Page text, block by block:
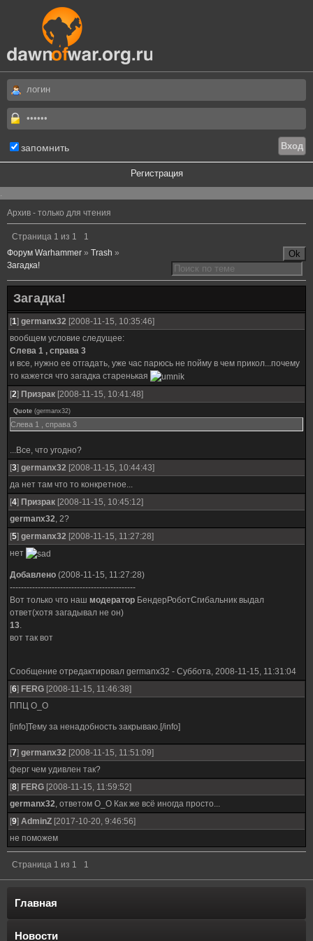
запомнить
Регистрация
.
Архив - только для чтения
Страница 1 из 1
1
Форум Warhammer » Trash »
Загадка!
Загадка!
[1] germanx32 [2008-11-15, 10:35:46]
вообщем условие следущее:
Слева 1 , справа 3
и все, нужно ее отгадать, уже час парюсь не пойму в чем прикол...почему
то кажется что загадка старенькая
[2] Призрак [2008-11-15, 10:41:48]
Quote (germanx32)
Слева 1 , справа 3
...Все, что угодно?
[3] germanx32 [2008-11-15, 10:44:43]
да нет там что то конкретное...
[4] Призрак [2008-11-15, 10:45:12]
germanx32, 2?
[5] germanx32 [2008-11-15, 11:27:28]
нет
Добавлено (2008-11-15, 11:27:28)
---------------------------------------------
Вот только что наш модератор БендерРоботСгибальник выдал
ответ(хотя загадывал не он)
13.
вот так вот
Сообщение отредактировал germanx32 - Суббота, 2008-11-15, 11:31:04
[6] FERG [2008-11-15, 11:46:38]
ППЦ О_О
[info]Тему за ненадобность закрываю.[/info]
[7] germanx32 [2008-11-15, 11:51:09]
ферг чем удивлен так?
[8] FERG [2008-11-15, 11:59:52]
germanx32, ответом О_О Как же всё иногда просто...
[9] AdminZ [2017-10-20, 9:46:56]
не поможем
Страница 1 из 1 1
Главная
Новости